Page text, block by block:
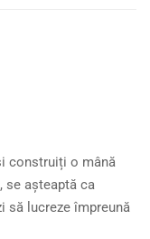
construiți o mână
se așteaptă ca
să lucreze împreună